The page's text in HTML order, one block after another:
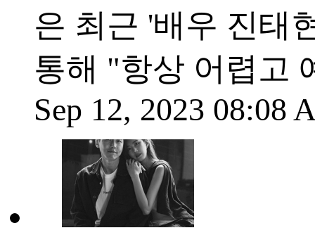
은 최근 '배우 진태
통해 "항상 어렵고
Sep 12, 2023 08:08